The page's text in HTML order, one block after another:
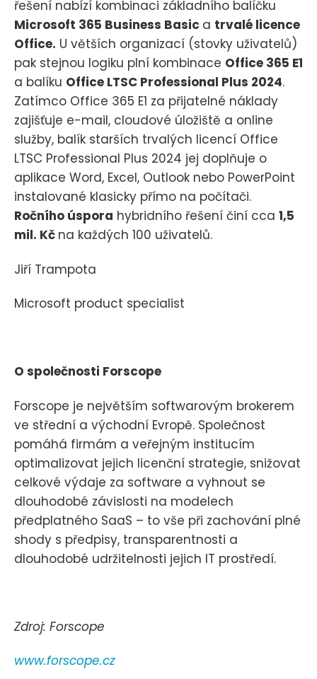
řešení nabízí kombinaci základního balíčku
Microsoft 365 Business Basic a trvalé licence
Office. U větších organizací (stovky uživatelů)
pak stejnou logiku plní kombinace Office 365 E1
a balíku Office LTSC Professional Plus 2024.
Zatímco Office 365 E1 za přijatelné náklady
zajišťuje e-mail, cloudové úložiště a online
služby, balík starších trvalých licencí Office
LTSC Professional Plus 2024 jej doplňuje o
aplikace Word, Excel, Outlook nebo PowerPoint
instalované klasicky přímo na počítači.
Ročního úspora hybridního řešení činí cca 1,5
mil. Kč na každých 100 uživatelů.
Jiří Trampota
Microsoft product specialist
O společnosti Forscope
Forscope je největším softwarovým brokerem
ve střední a východní Evropě. Společnost
pomáhá firmám a veřejným institucím
optimalizovat jejich licenční strategie, snižovat
celkové výdaje za software a vyhnout se
dlouhodobé závislosti na modelech
předplatného SaaS – to vše při zachování plné
shody s předpisy, transparentnosti a
dlouhodobé udržitelnosti jejich IT prostředí.
Zdroj: Forscope
www.forscope.cz